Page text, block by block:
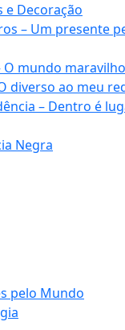
e Decoração
– Um presente
O mundo
diverso ao meu
– Dentro é
Negra
pelo Mundo